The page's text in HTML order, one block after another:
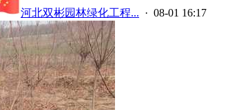
河北双彬园林绿化工程... · 08-01 16:17